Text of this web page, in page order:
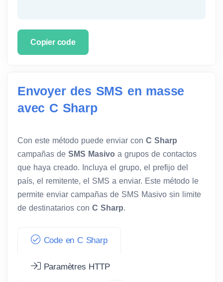
Copier code
Envoyer des SMS en masse
avec C Sharp
Con este método puede enviar con C Sharp
campañas de SMS Masivo a grupos de contactos
que haya creado. Incluya el grupo, el prefijo del
país, el remitente, el SMS a enviar. Este método le
permite enviar campañas de SMS Masivo sin limite
de destinatarios con C Sharp.
Code en C Sharp
Paramètres HTTP